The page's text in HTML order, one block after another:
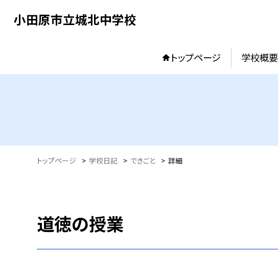
小田原市立城北中学校
トップページ 学校概要
トップページ > 学校日記 > できごと > 詳細
道徳の授業